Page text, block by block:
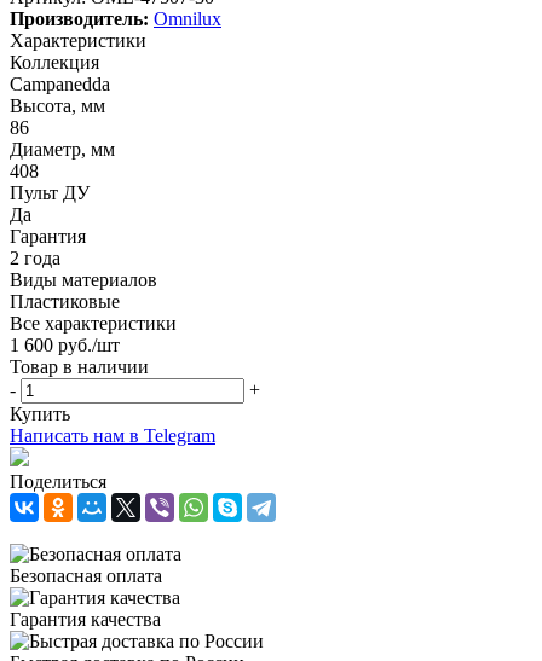
Производитель: Omnilux
Характеристики
Коллекция
Campanedda
Высота, мм
86
Диаметр, мм
408
Пульт ДУ
Да
Гарантия
2 года
Виды материалов
Пластиковые
Все характеристики
1 600 руб./шт
Товар в наличии
-
+
Купить
Написать нам в Telegram
Поделиться
Безопасная оплата
Гарантия качества